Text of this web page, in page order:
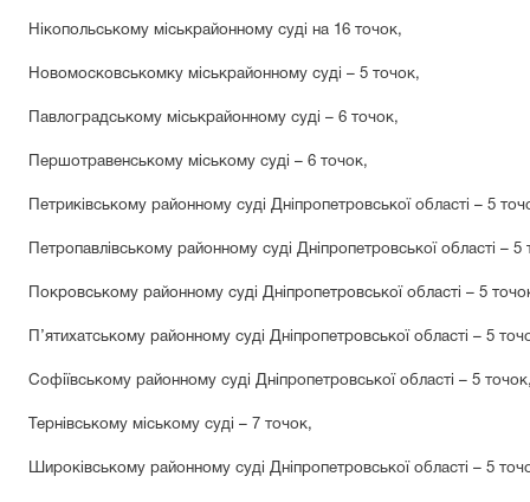
Нікопольському міськрайонному суді на 16 точок,
Новомосковськомку міськрайонному суді – 5 точок,
Павлоградському міськрайонному суді – 6 точок,
Першотравенському міському суді – 6 точок,
Петриківському районному суді Дніпропетровської області – 5
Петропавлівському районному суді Дніпропетровської області – 5
Покровському районному суді Дніпропетровської області – 5
П’ятихатському районному суді Дніпропетровської області – 5
Софіївському районному суді Дніпропетровської області – 5
Тернівському міському суді – 7 точок,
Широківському районному суді Дніпропетровської області – 5